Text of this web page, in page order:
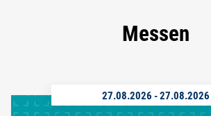
Messen
27.08.2026 -27.08.2026